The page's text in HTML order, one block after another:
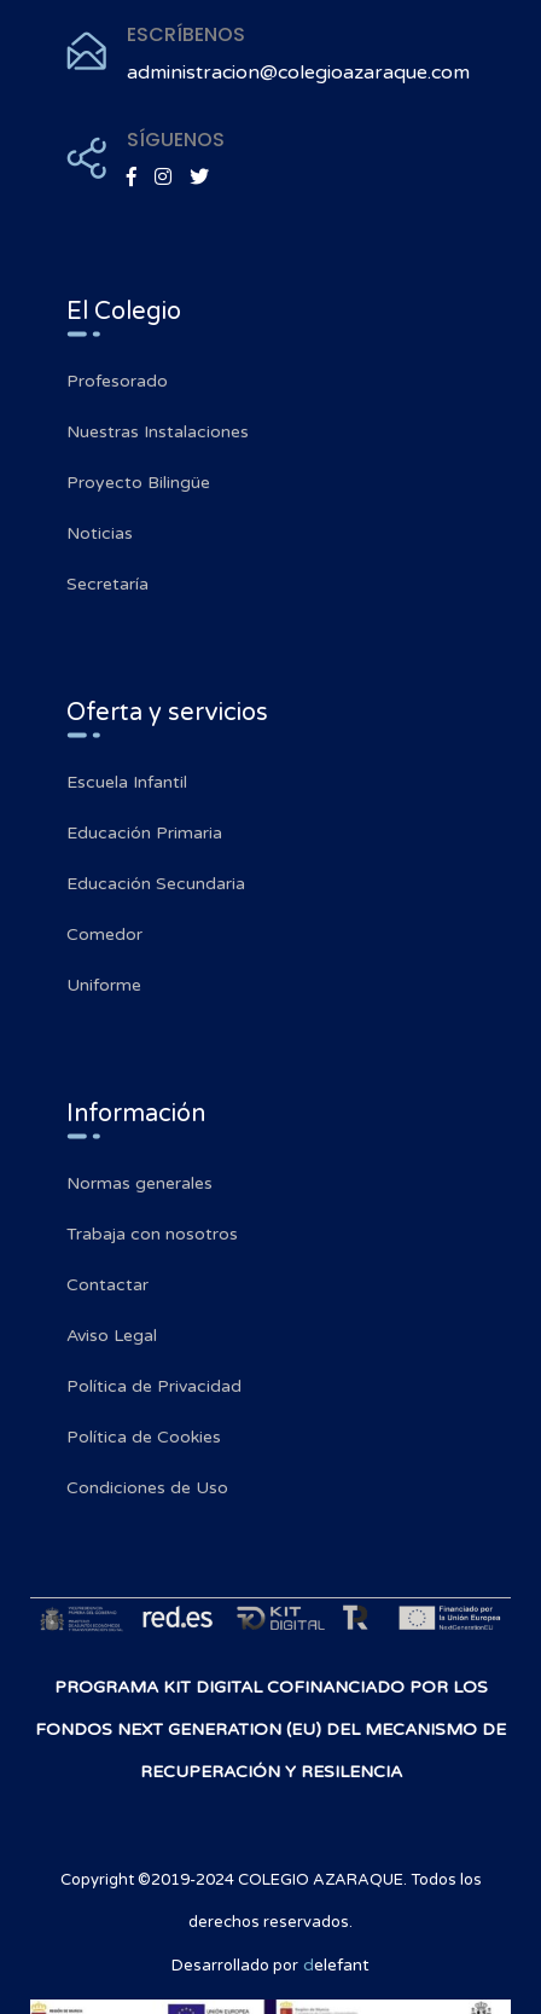
ESCRÍBENOS
administracion@colegioazaraque.com
SÍGUENOS
El Colegio
Profesorado
Nuestras Instalaciones
Proyecto Bilingüe
Noticias
Secretaría
Oferta y servicios
Escuela Infantil
Educación Primaria
Educación Secundaria
Comedor
Uniforme
Información
Normas generales
Trabaja con nosotros
Contactar
Aviso Legal
Política de Privacidad
Política de Cookies
Condiciones de Uso
PROGRAMA KIT DIGITAL COFINANCIADO POR LOS
FONDOS NEXT GENERATION (EU) DEL MECANISMO DE
RECUPERACIÓN Y RESILENCIA
Copyright ©2019-2024 COLEGIO AZARAQUE. Todos los
derechos reservados.
Desarrollado por delefant